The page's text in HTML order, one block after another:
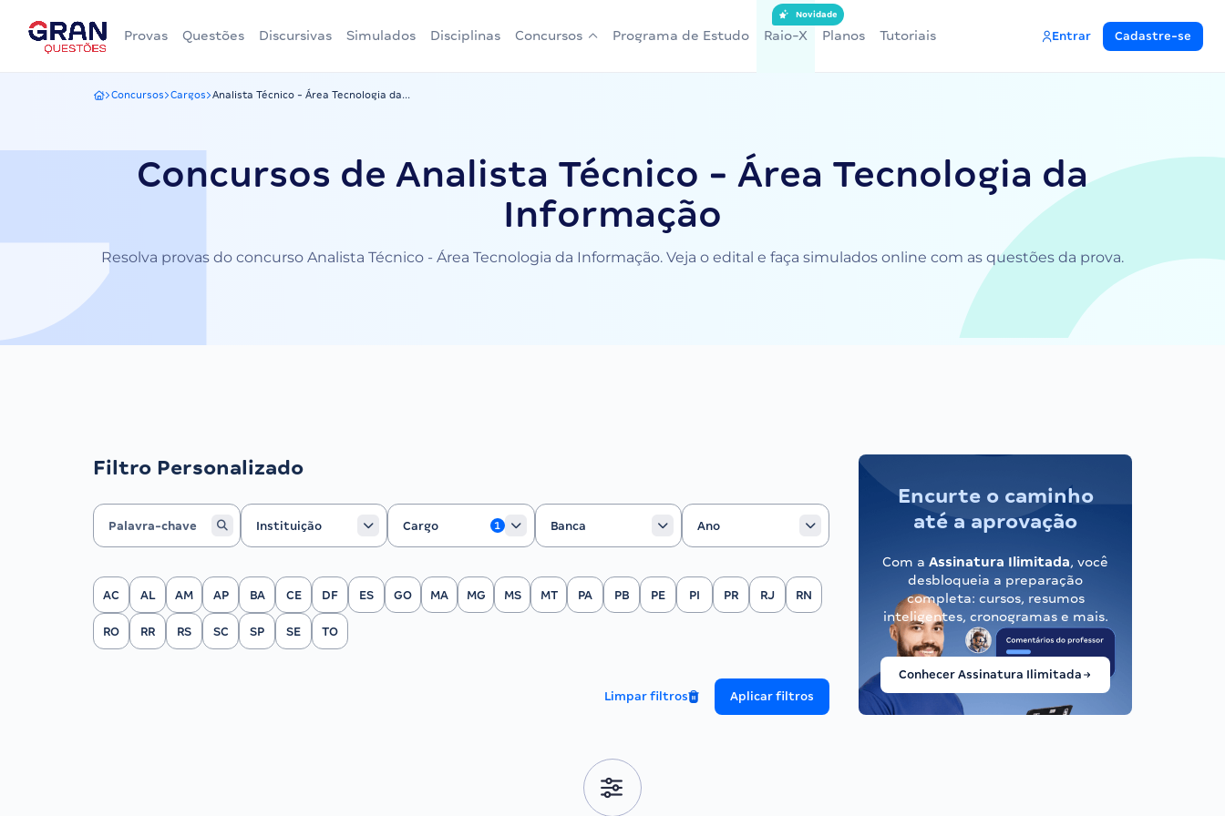
Provas Questões Discursivas Simulados Disciplinas Concursos Programa de Estudo Raio-X
Novidade
Planos Tutoriais Entrar Cadastre-se
Gran Questões
Concursos Cargos Analista Técnico - Área Tecnologia da...
Concursos de Analista Técnico - Área Tecnologia da
Informação
Resolva provas do concurso Analista Técnico - Área Tecnologia da Informação. Veja o edital e faça simulados online com as questões da prova.
Filtro Personalizado
Instituição
Instituição
Cargo
Cargo
1
Banca
Banca
Ano
Ano
Filtrar por Estado
AC AL AM AP BA CE DF ES GO MA MG MS MT PA PB PE PI PR RJ RN
RO RR RS SC SP SE TO
Limpar filtros Aplicar filtros
Encurte o caminho
até a aprovação
Com a Assinatura Ilimitada, você
desbloqueia a preparação
completa: cursos, resumos
inteligentes, cronogramas e mais.
Conhecer Assinatura Ilimitada